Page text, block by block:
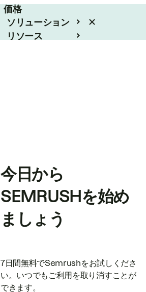
価格
ソリューション
リソース
今日から
SEMRUSHを始め
ましょう
7日間無料でSemrushをお試しくださ
い。いつでもご利用を取り消すことが
できます。